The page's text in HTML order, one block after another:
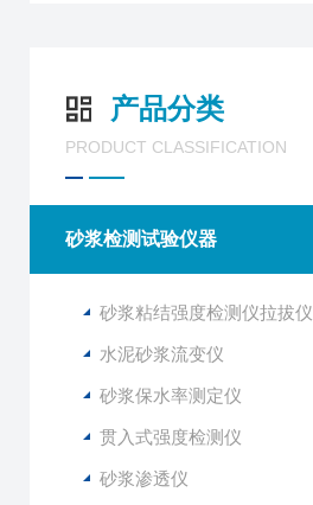
产品分类
PRODUCT CLASSIFICATION
砂浆检测试验仪器
砂浆粘结强度检测仪拉拔仪
水泥砂浆流变仪
砂浆保水率测定仪
贯入式强度检测仪
砂浆渗透仪